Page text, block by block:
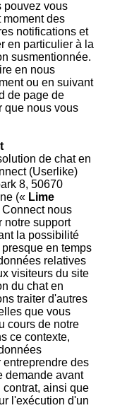
pouvez vous
moment des
notifications et
en particulier à la
susmentionnée.
en nous
ou en suivant
de page de
que nous vous
de chat en
(Userlike)
8, 50670
(« Lime
nous
notre support
la possibilité
en temps
relatives
visiteurs du site
du chat en
traiter d'autres
que vous
cours de notre
ce contexte,
des
demande avant
contrat, ainsi que
l'exécution d'un